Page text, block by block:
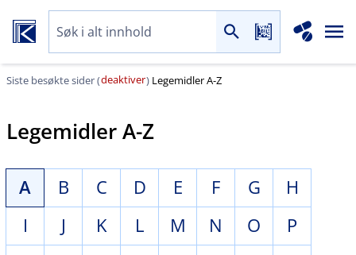
Siste besøkte sider (deaktiver) Legemidler A-Z
Legemidler A-Z
A B C D E F G
H
I
J K L M N O
P